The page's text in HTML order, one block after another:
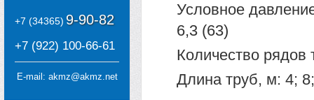
Условное
6,3 (63)
Количество рядов
Длина труб, м: 4;
+7 (34365) 9-90-82
+7 (922) 100-66-61
E-mail: akmz@akmz.net